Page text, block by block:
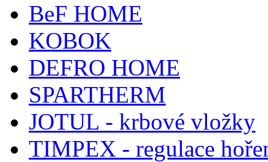
BeF HOME
KOBOK
DEFRO HOME
SPARTHERM
JOTUL - krbové vložky
TIMPEX - regulace